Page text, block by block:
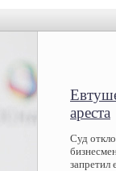
ареста
Суд
запретил